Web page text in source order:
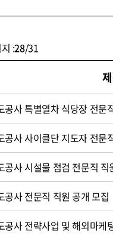
:28/31
공사 특별열차 식당장 전문
공사 사이클단 지도자 전문
공사 시설물 점검 전문직 직
공사 전문직 직원 공개 모집
공사 전략사업 및 해외마케